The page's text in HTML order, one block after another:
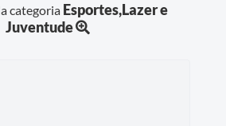
categoria Esportes,Lazer e
Juventude